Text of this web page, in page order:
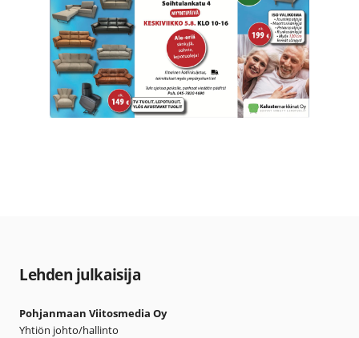
Lehden julkaisija
Pohjanmaan Viitosmedia Oy
Yhtiön johto/hallinto